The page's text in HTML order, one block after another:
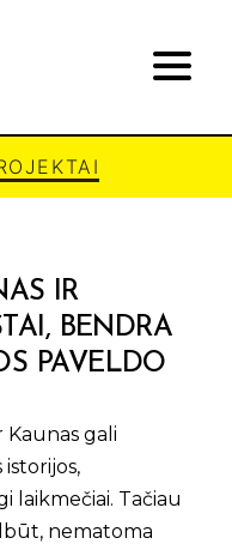
IR
BENDRA
PAVELDO
Kaunas gali
laikmečiai. Tačiau
nematoma